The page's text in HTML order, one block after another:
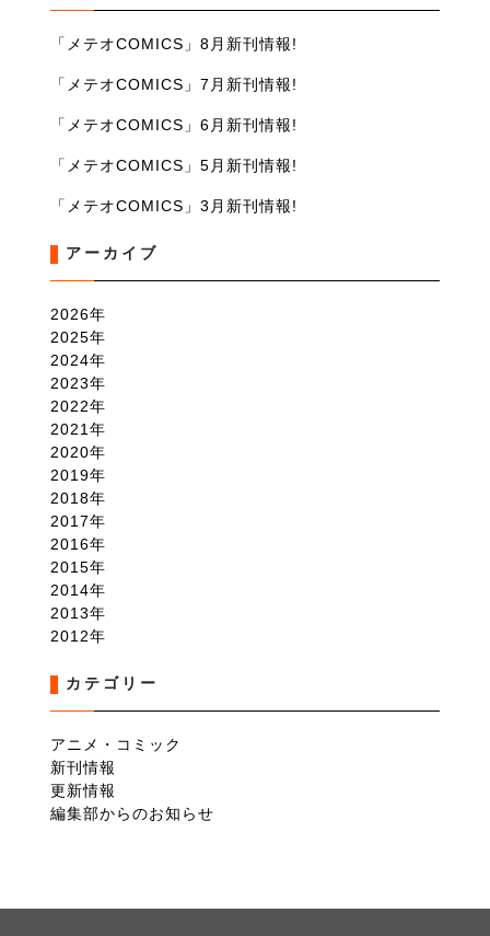
「メテオCOMICS」8月新刊情報!
「メテオCOMICS」7月新刊情報!
「メテオCOMICS」6月新刊情報!
「メテオCOMICS」5月新刊情報!
「メテオCOMICS」3月新刊情報!
アーカイブ
2026
2025
2024
2023
2022
2021
2020
2019
2018
2017
2016
2015
2014
2013
2012
カテゴリー
アニメ・コミック
新刊情報
更新情報
編集部からのお知らせ